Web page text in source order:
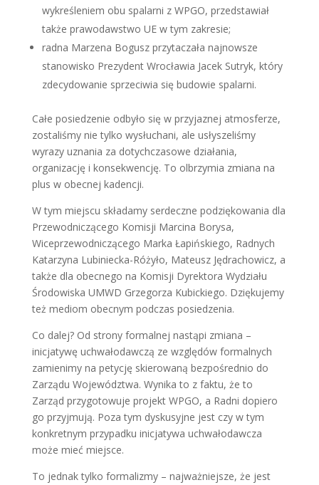
wykreśleniem obu spalarni z WPGO, przedstawiał
także prawodawstwo UE w tym zakresie;
radna Marzena Bogusz przytaczała najnowsze
stanowisko Prezydent Wrocławia Jacek Sutryk, który
zdecydowanie sprzeciwia się budowie spalarni.
Całe posiedzenie odbyło się w przyjaznej atmosferze,
zostaliśmy nie tylko wysłuchani, ale usłyszeliśmy
wyrazy uznania za dotychczasowe działania,
organizację i konsekwencję. To olbrzymia zmiana na
plus w obecnej kadencji.
W tym miejscu składamy serdeczne podziękowania dla
Przewodniczącego Komisji Marcina Borysa,
Wiceprzewodniczącego Marka Łapińskiego, Radnych
Katarzyna Lubiniecka-Różyło, Mateusz Jędrachowicz, a
także dla obecnego na Komisji Dyrektora Wydziału
Środowiska UMWD Grzegorza Kubickiego. Dziękujemy
też mediom obecnym podczas posiedzenia.
Co dalej? Od strony formalnej nastąpi zmiana –
inicjatywę uchwałodawczą ze względów formalnych
zamienimy na petycję skierowaną bezpośrednio do
Zarządu Województwa. Wynika to z faktu, że to
Zarząd przygotowuje projekt WPGO, a Radni dopiero
go przyjmują. Poza tym dyskusyjne jest czy w tym
konkretnym przypadku inicjatywa uchwałodawcza
może mieć miejsce.
To jednak tylko formalizmy – najważniejsze, że jest